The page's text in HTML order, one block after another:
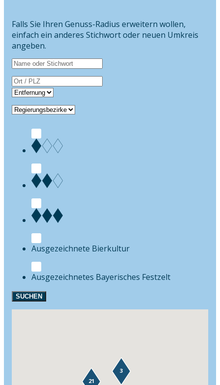
Falls Sie Ihren Genuss-Radius erweitern wollen,
einfach ein anderes Stichwort oder neuen Umkreis
angeben.
Bierkultur
Festzelt
SUCHEN
21
3